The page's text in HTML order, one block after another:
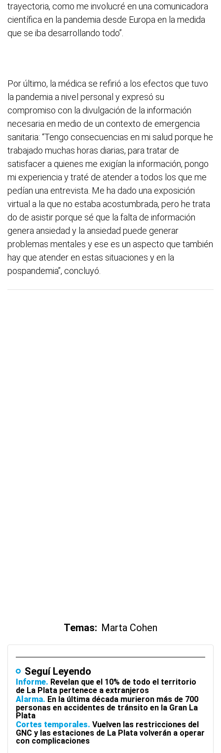
trayectoria, como me involucré en una comunicadora
científica en la pandemia desde Europa en la medida
que se iba desarrollando todo”.
Por último, la médica se refirió a los efectos que tuvo
la pandemia a nivel personal y expresó su
compromiso con la divulgación de la información
necesaria en medio de un contexto de emergencia
sanitaria: “Tengo consecuencias en mi salud porque he
trabajado muchas horas diarias, para tratar de
satisfacer a quienes me exigían la información, pongo
mi experiencia y traté de atender a todos los que me
pedían una entrevista. Me ha dado una exposición
virtual a la que no estaba acostumbrada, pero he trata
do de asistir porque sé que la falta de información
genera ansiedad y la ansiedad puede generar
problemas mentales y ese es un aspecto que también
hay que atender en estas situaciones y en la
pospandemia”, concluyó.
Temas: Marta Cohen
Seguí Leyendo
Informe Revelan que el 10% de todo el territorio
de La Plata pertenece a extranjeros
Alarma En la última década murieron más de 700
personas en accidentes de tránsito en la Gran La
Plata
Cortes temporales Vuelven las restricciones del
GNC y las estaciones de La Plata volverán a operar
con complicaciones